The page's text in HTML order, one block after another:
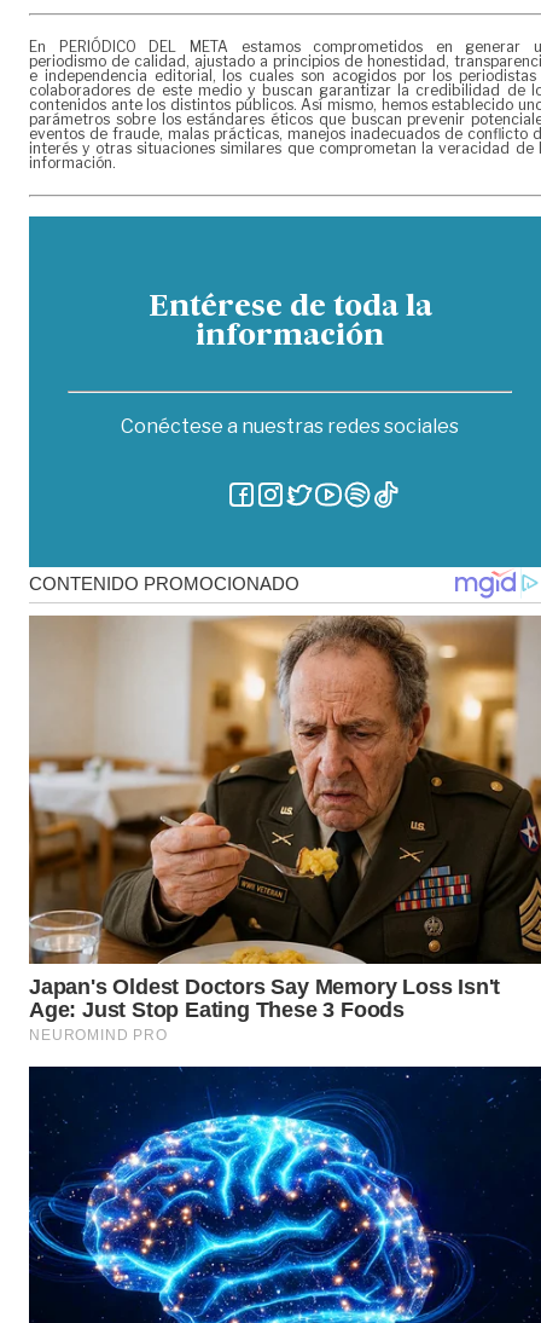
En PERIÓDICO DEL META estamos comprometidos en generar
periodismo de calidad, ajustado a principios de honestidad,
e independencia editorial, los cuales son acogidos por los periodistas
colaboradores de este medio y buscan garantizar la credibilidad de
contenidos ante los distintos públicos. Así mismo, hemos establecido
parámetros sobre los estándares éticos que buscan prevenir
eventos de fraude, malas prácticas, manejos inadecuados de conflicto
interés y otras situaciones similares que comprometan la veracidad de
información.
Entérese de toda la
información
Conéctese a nuestras redes sociales